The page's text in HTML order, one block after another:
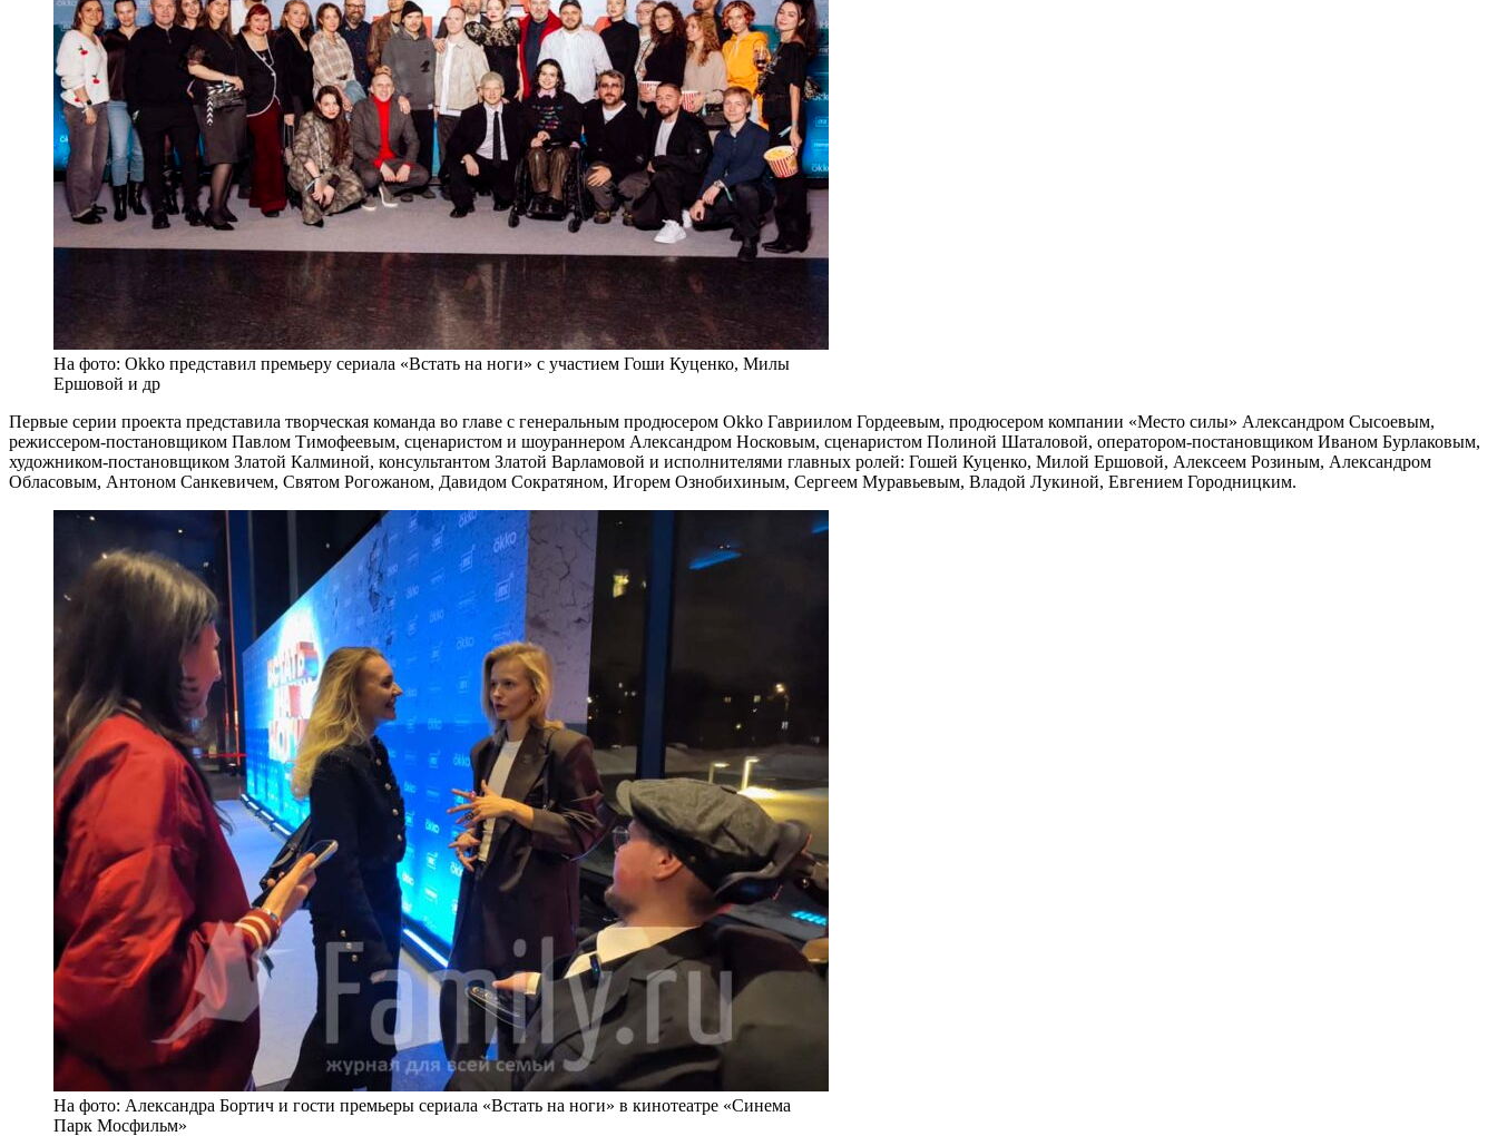
На фото: Okko представил премьеру сериала «Встать на ноги» с участием Гоши Куценко, Милы
Ершовой и др
Первые серии проекта представила творческая команда во главе с генеральным продюсером Okko Гавриилом Гордеевым, продюсером компании «Место силы» Александром Сысоевым,
режиссером-постановщиком Павлом Тимофеевым, сценаристом и шоураннером Александром Носковым, сценаристом Полиной Шаталовой, оператором-постановщиком Иваном Бурлаковым,
художником-постановщиком Златой Калминой, консультантом Златой Варламовой и исполнителями главных ролей: Гошей Куценко, Милой Ершовой, Алексеем Розиным, Александром
Обласовым, Антоном Санкевичем, Святом Рогожаном, Давидом Сократяном, Игорем Ознобихиным, Сергеем Муравьевым, Владой Лукиной, Евгением Городницким.
На фото: Александра Бортич и гости премьеры сериала «Встать на ноги» в кинотеатре «Синема
Парк Мосфильм»